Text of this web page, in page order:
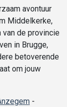
avontuur
Middelkerke,
de provincie
in Brugge,
betoverende
om jouw
-